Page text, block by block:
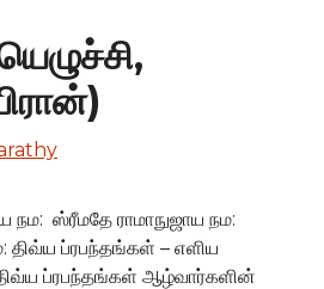
ஸ்ரீமதே ராமாநுஜாய நம:
திவ்ய ப்ரபந்தங்கள் – எளிய
திவ்ய ப்ரபந்தங்கள் ஆழ்வார்களின்